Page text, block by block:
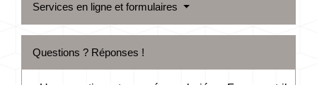
Services en ligne et formulaires
Questions ? Réponses !